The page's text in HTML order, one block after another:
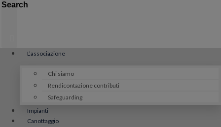
Search
L’associazione
Chi siamo
Rendicontazione contributi
Safeguarding
Impianti
Canottaggio